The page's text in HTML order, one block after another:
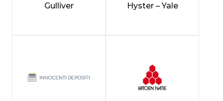
Gulliver Hyster – Yale